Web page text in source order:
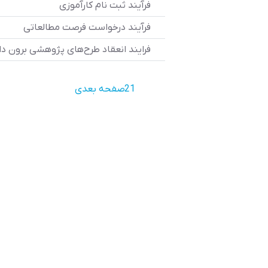
فرآیند ثبت نام کارآموزی
فرآیند درخواست فرصت مطالعاتی
فرایند انعقاد طرح‌های پژوهشی برون
1
2صفحه بعدی